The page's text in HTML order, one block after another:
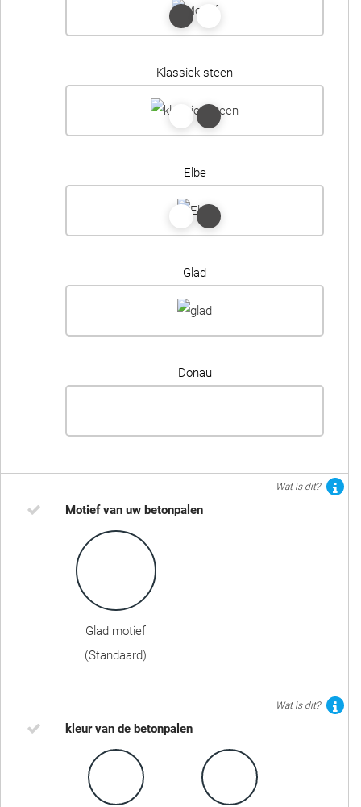
Klassiek steen
Elbe
Glad
Donau
Wat is dit?
Motief van uw betonpalen
Glad motief
(Standaard)
Wat is dit?
kleur van de betonpalen